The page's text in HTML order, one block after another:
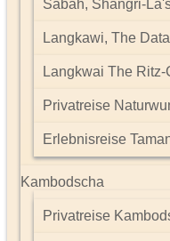
Sabah, Shangri-
Langkawi, The
Langkwai The Ritz-
Privatreise
Erlebnisreise
Kambodscha
Privatreise